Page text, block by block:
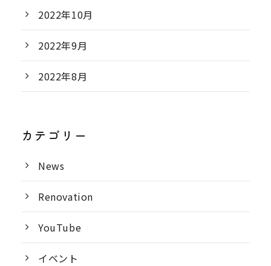
2022年10月
2022年9月
2022年8月
カテゴリー
News
Renovation
YouTube
イベント